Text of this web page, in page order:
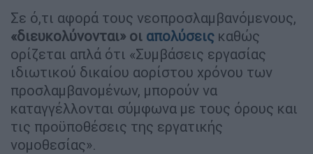
Σε ό,τι αφορά τους νεοπροσλαμβανόμενους,
«διευκολύνονται» οι απολύσεις καθώς
ορίζεται απλά ότι «Συμβάσεις εργασίας
ιδιωτικού δικαίου αορίστου χρόνου των
προσλαμβανομένων, μπορούν να
καταγγέλλονται σύμφωνα με τους όρους και
τις προϋποθέσεις της εργατικής
νομοθεσίας».